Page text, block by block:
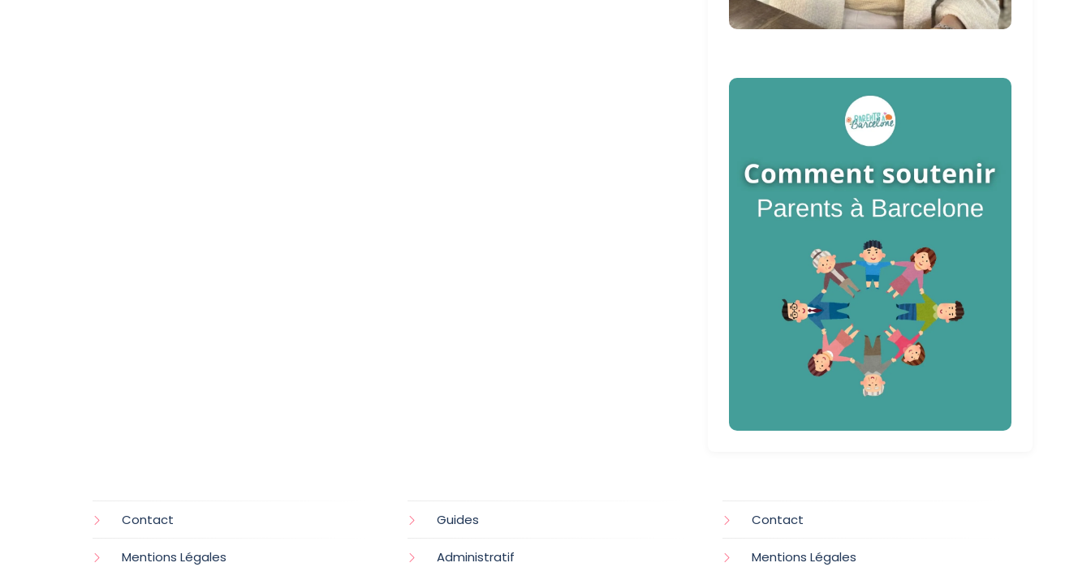
Contact
Mentions Légales
Guides
Administratif
Contact
Mentions Légales